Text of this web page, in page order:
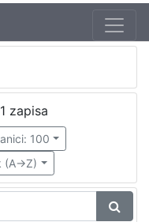
zapisa
100
(A->Z)